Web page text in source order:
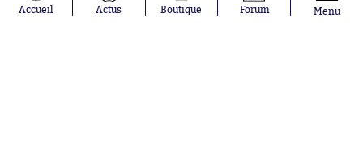
Accueil Actus Boutique Forum Menu